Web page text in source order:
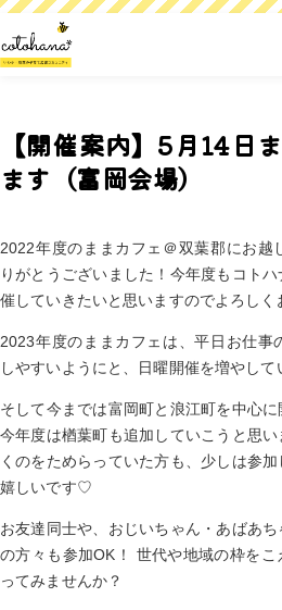
【開催案内】5月14日
ます（富岡会場）
2022年度のままカフェ＠双葉郡にお越
りがとうございました！今年度もコト
催していきたいと思いますのでよろしく
2023年度のままカフェは、平日お仕事
しやすいようにと、日曜開催を増やして
そして今までは富岡町と浪江町を中心に
今年度は楢葉町も追加していこうと思
くのをためらっていた方も、少しは参
嬉しいです♡
お友達同士や、おじいちゃん・あばあ
の方々も参加OK！ 世代や地域の枠をこ
ってみませんか？